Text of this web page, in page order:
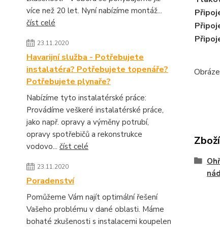
více než 20 let. Nyní nabízíme montáž...
číst celé
23.11.2020
Havarijní služba - Potřebujete
instalatéra? Potřebujete topenáře?
Potřebujete plynaře?
Nabízíme tyto instalatérské práce:
Provádíme veškeré instalatérské práce,
jako např. opravy a výměny potrubí,
opravy spotřebičů a rekonstrukce
vodovo... číst celé
23.11.2020
Poradenství
Pomůžeme Vám najít optimální řešení
Vašeho problému v dané oblasti. Máme
bohaté zkušenosti s instalacemi koupelen